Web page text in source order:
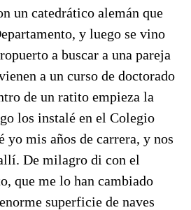
un catedrático alemán que
y luego se vino
a buscar a una pareja
a un curso de doctorado
de un ratito empieza la
los instalé en el Colegio
yo mis años de carrera, y nos
De milagro di con el
que me lo han cambiado
superficie de naves